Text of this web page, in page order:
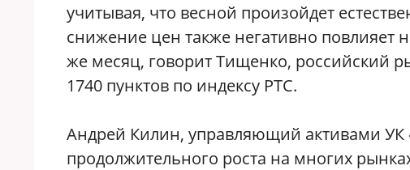
учитывая, что весной произойдет
снижение цен также негативно
же месяц, говорит Тищенко, российский
1740 пунктов по индексу РТС.
Андрей Килин, управляющий активами УК
продолжительного роста на многих